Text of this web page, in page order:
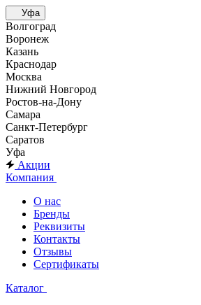
Уфа
Волгоград
Воронеж
Казань
Краснодар
Москва
Нижний Новгород
Ростов-на-Дону
Самара
Санкт-Петербург
Саратов
Уфа
Акции
Компания
О нас
Бренды
Реквизиты
Контакты
Отзывы
Сертификаты
Каталог